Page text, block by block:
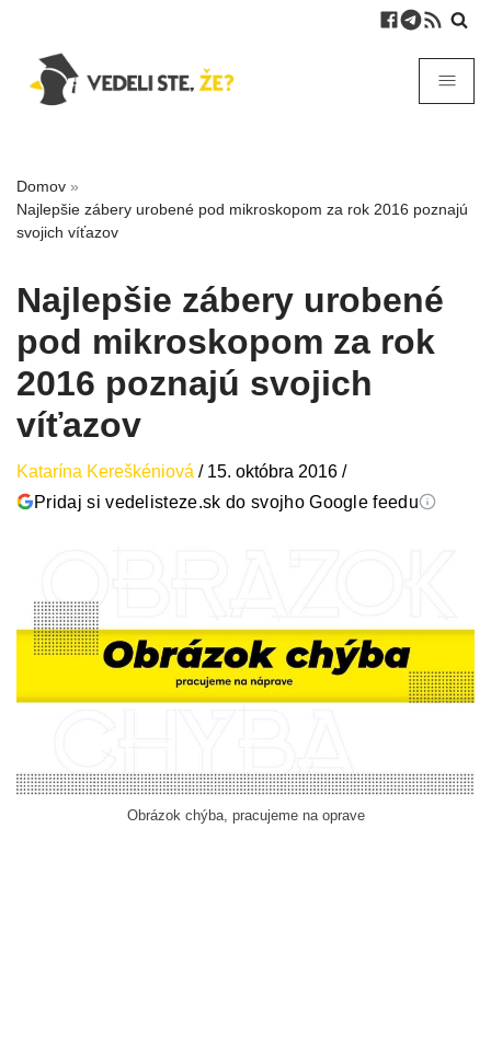
Domov »
Najlepšie zábery urobené pod mikroskopom za rok 2016 poznajú
svojich víťazov
Najlepšie zábery urobené
pod mikroskopom za rok
2016 poznajú svojich
víťazov
Katarína Kereškéniová / 15. októbra 2016 /
Pridaj si vedelisteze.sk do svojho Google feedu
Obrázok chýba, pracujeme na oprave